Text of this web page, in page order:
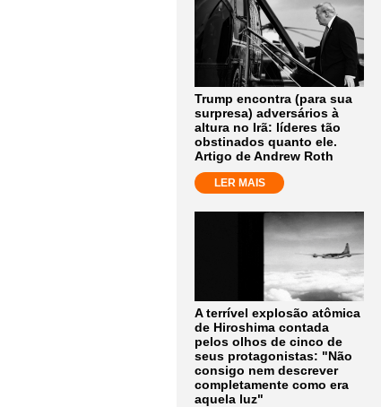
Trump encontra (para sua
surpresa) adversários à
altura no Irã: líderes tão
obstinados quanto ele.
Artigo de Andrew Roth
LER MAIS
A terrível explosão atômica
de Hiroshima contada
pelos olhos de cinco de
seus protagonistas: "Não
consigo nem descrever
completamente como era
aquela luz"